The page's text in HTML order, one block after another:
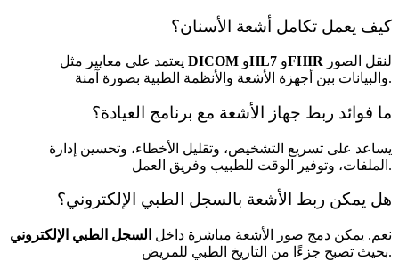
كيف يعمل تكامل أشعة الأسنان؟
DICOM وHL7 وFHIR
والبيانات بين أجهزة الأشعة والأنظمة الطبية بصورة آمنة.
ما فوائد ربط جهاز الأشعة مع برنامج العيادة؟
يساعد على تسريع التشخيص، وتقليل الأخطاء، وتحسين إدارة
الملفات، وتوفير الوقت للطبيب وفريق العمل.
هل يمكن ربط الأشعة بالسجل الطبي الإلكتروني؟
نعم. يمكن دمج صور الأشعة مباشرة داخل السجل الطبي الإلكتروني
بحيث تصبح جزءًا من التاريخ الطبي للمريض.